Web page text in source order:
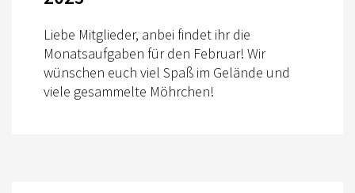
DATENSCHUTZ
SHOP
LOGIN
Liebe Mitglieder, anbei findet ihr die
Monatsaufgaben für den Februar! Wir
wünschen euch viel Spaß im Gelände und
viele gesammelte Möhrchen!